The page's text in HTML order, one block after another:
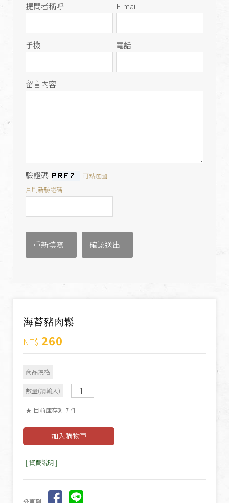
提問者稱呼 E-mail
手機 電話
留言內容
驗證碼
可點選圖
片刷新驗證碼
海苔豬肉鬆
NT$ 260
商品規格
數量(請輸入)
★ 目前庫存剩 7 件
[ 資費說明 ]